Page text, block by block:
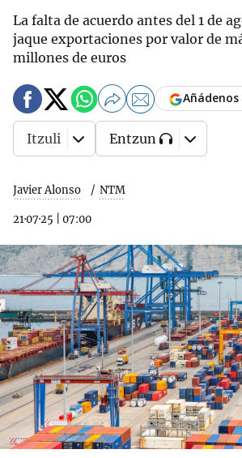
La falta de acuerdo antes del 1 de
jaque exportaciones por valor de
millones de euros
Javier Alonso NTM
21·07·25 07:00
Itzuli Entzun